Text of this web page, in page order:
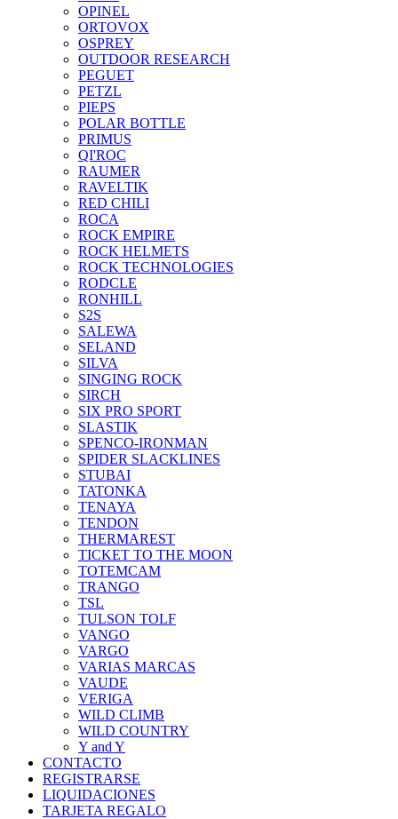
OPINEL
ORTOVOX
OSPREY
OUTDOOR RESEARCH
PEGUET
PETZL
PIEPS
POLAR BOTTLE
PRIMUS
QI'ROC
RAUMER
RAVELTIK
RED CHILI
ROCA
ROCK EMPIRE
ROCK HELMETS
ROCK TECHNOLOGIES
RODCLE
RONHILL
S2S
SALEWA
SELAND
SILVA
SINGING ROCK
SIRCH
SIX PRO SPORT
SLASTIK
SPENCO-IRONMAN
SPIDER SLACKLINES
STUBAI
TATONKA
TENAYA
TENDON
THERMAREST
TICKET TO THE MOON
TOTEMCAM
TRANGO
TSL
TULSON TOLF
VANGO
VARGO
VARIAS MARCAS
VAUDE
VERIGA
WILD CLIMB
WILD COUNTRY
Y and Y
CONTACTO
REGISTRARSE
LIQUIDACIONES
TARJETA REGALO